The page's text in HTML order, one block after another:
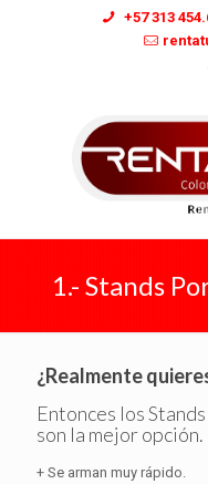
+57 313
1.- Stands
¿Realmente
Entonces los
son la mejor opción.
+ Se arman muy rápido.